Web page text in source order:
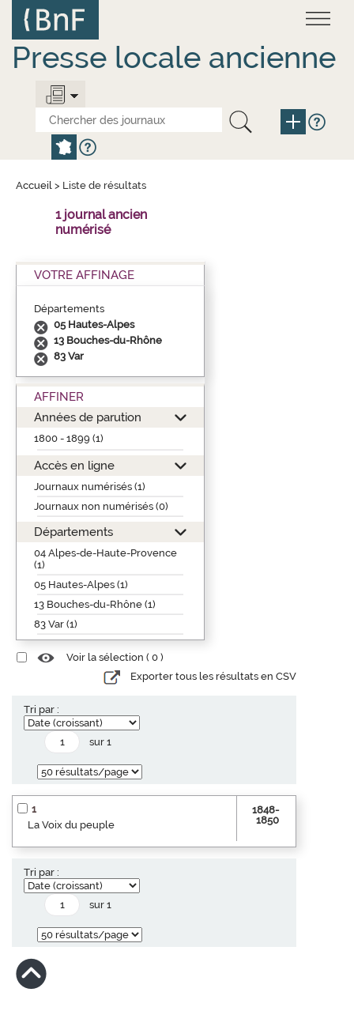
contenu
principal
Presse locale ancienne
Accueil > Liste de résultats
1 journal ancien
numérisé
VOTRE AFFINAGE
Départements
05 Hautes-Alpes
13 Bouches-du-Rhône
83 Var
AFFINER
Années de parution
1800 - 1899 (1)
Accès en ligne
Journaux numérisés (1)
Journaux non numérisés (0)
Départements
04 Alpes-de-Haute-Provence
(1)
05 Hautes-Alpes (1)
13 Bouches-du-Rhône (1)
83 Var (1)
Voir la sélection ( 0 )
Exporter tous les résultats en CSV
Tri par :
sur 1
1
La Voix du peuple
1848-
1850
Tri par :
sur 1
Panneau de gestion des cookies